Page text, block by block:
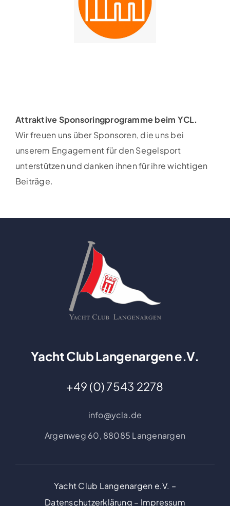
Attraktive Sponsoringprogramme beim YCL.
Wir freuen uns über Sponsoren, die uns bei
unserem Engagement für den Segelsport
unterstützen und danken ihnen für ihre wichtigen
Beiträge.
Yacht Club Langenargen e.V.
+49 (0) 7543 2278
info@ycla.de
Argenweg 60, 88085 Langenargen
Yacht Club Langenargen e.V. –
Datenschutzerklärung – Impressum